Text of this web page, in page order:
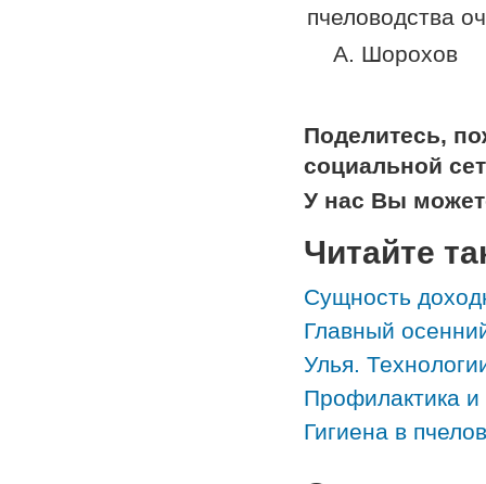
пчеловодства
А. Шорохов
Поделитесь,
социальной
У нас Вы
Читайте
Сущность
Главный
Улья.
Профилактика и
Гигиена в